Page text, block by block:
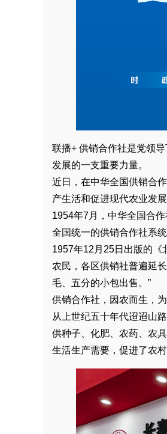
联播+ 供销合作社是党领
发展的一支重要力量。
近日，在中华全国供销合
产生活和促进现代农业发
1954年7月，中华全国合
全国统一的供销合作社系统
1957年12月25日出版的《
农民，各区供销社普遍延
毛、五分的小包出售。”
供销合作社，因农而生，为
从上世纪五十年代迢迢山
供种子、化肥、农药、农
生活生产需要，促进了农